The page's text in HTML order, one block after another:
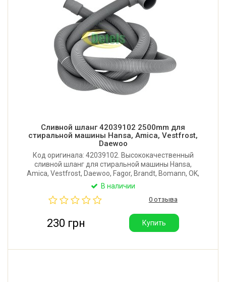
Сливной шланг 42039102 2500mm для
стиральной машины Hansa, Amica, Vestfrost,
Daewoo
Код оригинала: 42039102. Высококачественный
сливной шланг для стиральной машины Hansa,
Amica, Vestfrost, Daewoo, Fagor, Brandt, Bomann, OK,
LG, Orion, Panasonic, Sharp, Smeg, Vestel. Длина:
Производитель: Италия.
В наличии
0 отзыва
230 грн Купить